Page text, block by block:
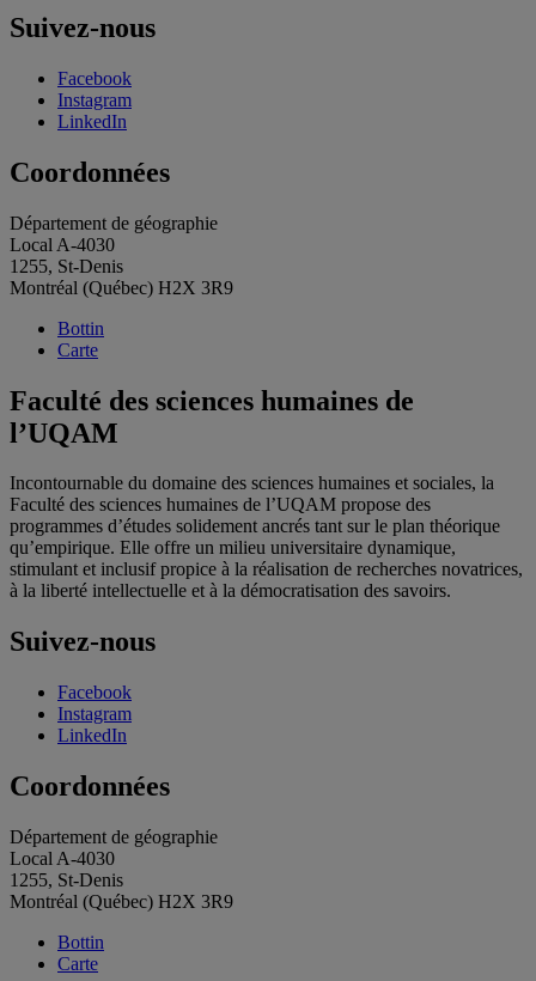
Suivez-nous
Facebook
Instagram
LinkedIn
Coordonnées
Département de géographie
Local A-4030
1255, St-Denis
Montréal (Québec) H2X 3R9
Bottin
Carte
Faculté des sciences humaines de
l’UQAM
Incontournable du domaine des sciences humaines et sociales, la
Faculté des sciences humaines de l’UQAM propose des
programmes d’études solidement ancrés tant sur le plan théorique
qu’empirique. Elle offre un milieu universitaire dynamique,
stimulant et inclusif propice à la réalisation de recherches novatrices,
à la liberté intellectuelle et à la démocratisation des savoirs.
Suivez-nous
Facebook
Instagram
LinkedIn
Coordonnées
Département de géographie
Local A-4030
1255, St-Denis
Montréal (Québec) H2X 3R9
Bottin
Carte